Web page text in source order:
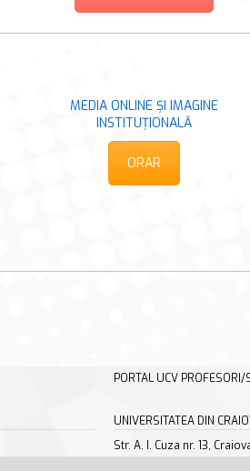
MEDIA ONLINE ȘI IMAGINE
INSTITUȚIONALĂ
ORAR
PORTAL UCV PROFESORI/
UNIVERSITATEA DIN
Str. A. I. Cuza nr. 13,